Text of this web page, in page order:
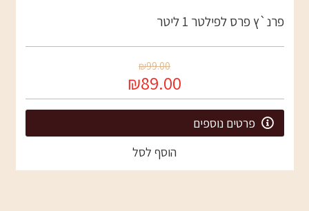
פרנ`ץ פרס לפילטר 1 ליטר
₪99.00
₪89.00
פרטים נוספים
הוסף לסל